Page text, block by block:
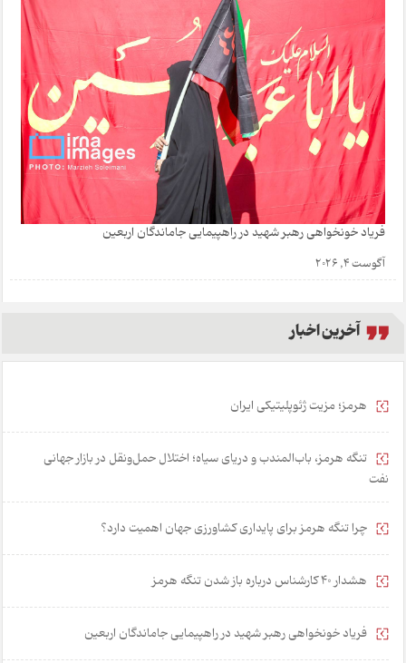
فریاد خونخواهی رهبر شهید در راهپیمایی جاماندگان اربعین
آگوست 4, 2026
آخرین اخبار
هرمز؛ مزیت ژئوپلیتیکی ایران
تنگه هرمز، باب‌المندب و دریای سیاه؛ اختلال حمل‌ونقل در بازار جهانی
نفت
چرا تنگه هرمز برای پایداری کشاورزی جهان اهمیت دارد؟
هشدار 40 کارشناس درباره باز شدن تنگه هرمز
فریاد خونخواهی رهبر شهید در راهپیمایی جاماندگان اربعین